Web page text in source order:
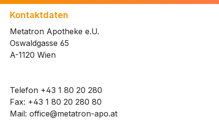
Kontaktdaten
Metatron Apotheke e.U.
Oswaldgasse 65
A-1120 Wien
Telefon +43 1 80 20 280
Fax: +43 1 80 20 280 80
Mail: office@metatron-apo.at